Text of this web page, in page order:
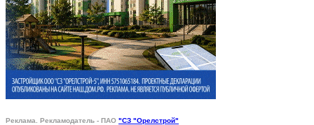
Реклама. Рекламодатель - ПАО "СЗ "Орелстрой"